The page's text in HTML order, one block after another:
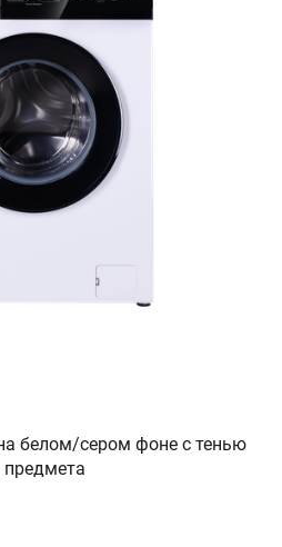
белом/сером фоне с тенью
предмета